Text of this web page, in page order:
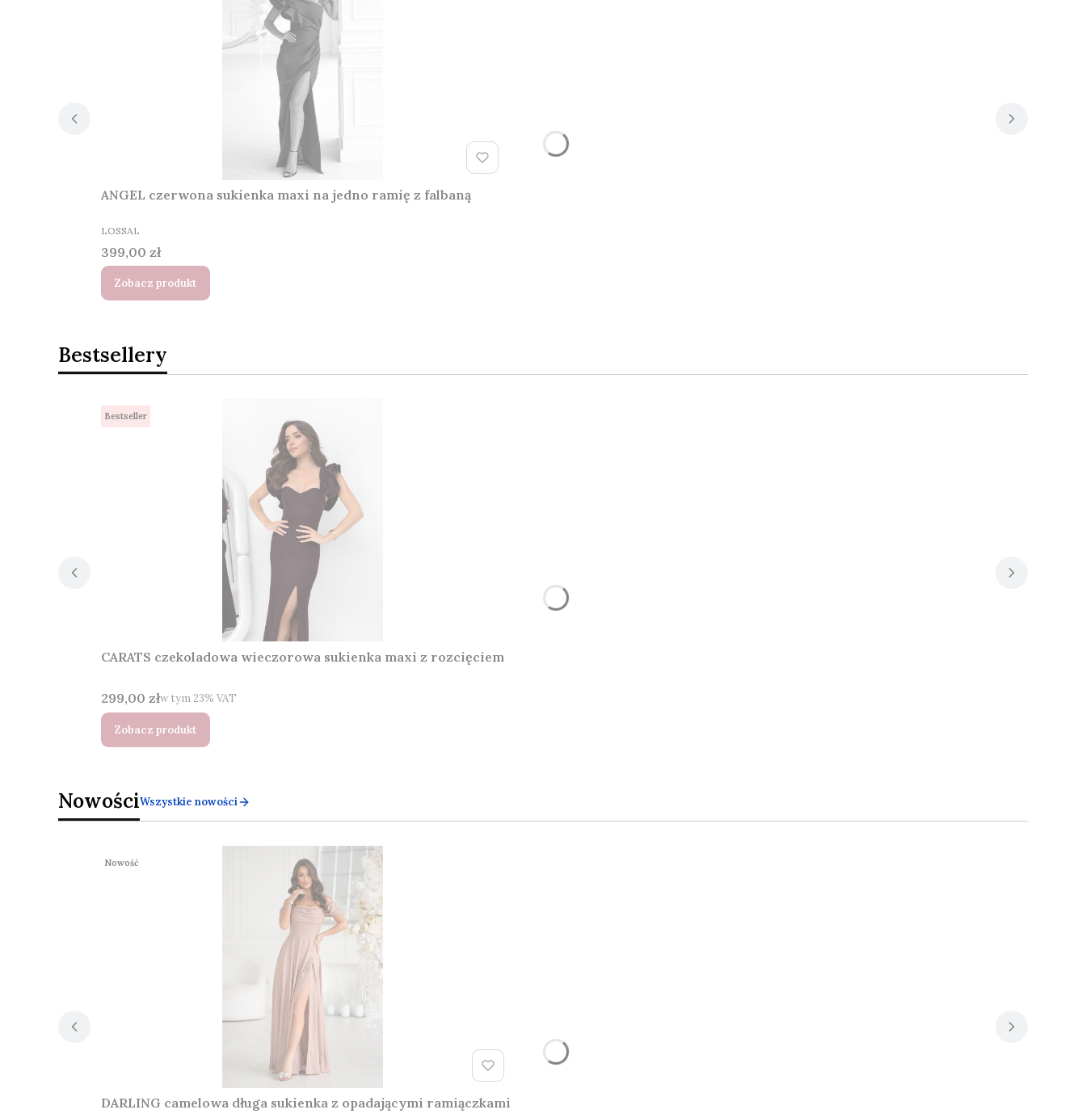
ANGEL czerwona sukienka maxi na jedno ramię z falbaną
PRODUCENT
LOSSAL
Cena
399,00 zł
Zobacz produkt
Bestsellery
Bestseller
CARATS czekoladowa wieczorowa sukienka maxi z rozcięciem
Cena brutto
299,00 złw tym %s VAT
w tym 23% VAT
Zobacz produkt
NowościWszystkie nowości
Nowość
DARLING camelowa długa sukienka z opadającymi ramiączkami